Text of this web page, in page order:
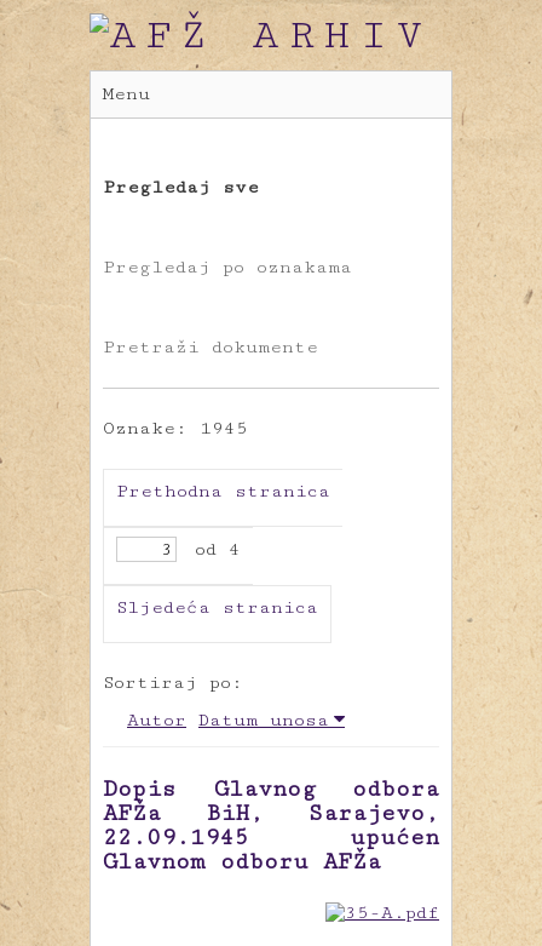
Menu
Pregledaj sve
Pregledaj po oznakama
Pretraži dokumente
Oznake: 1945
Prethodna stranica
od 4
Sljedeća stranica
Sortiraj po:
Autor
Datum unosa
Dopis Glavnog odbora
AFŽa BiH, Sarajevo,
22.09.1945 upućen
Glavnom odboru AFŽa